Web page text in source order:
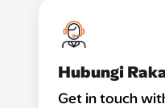
Get in touch